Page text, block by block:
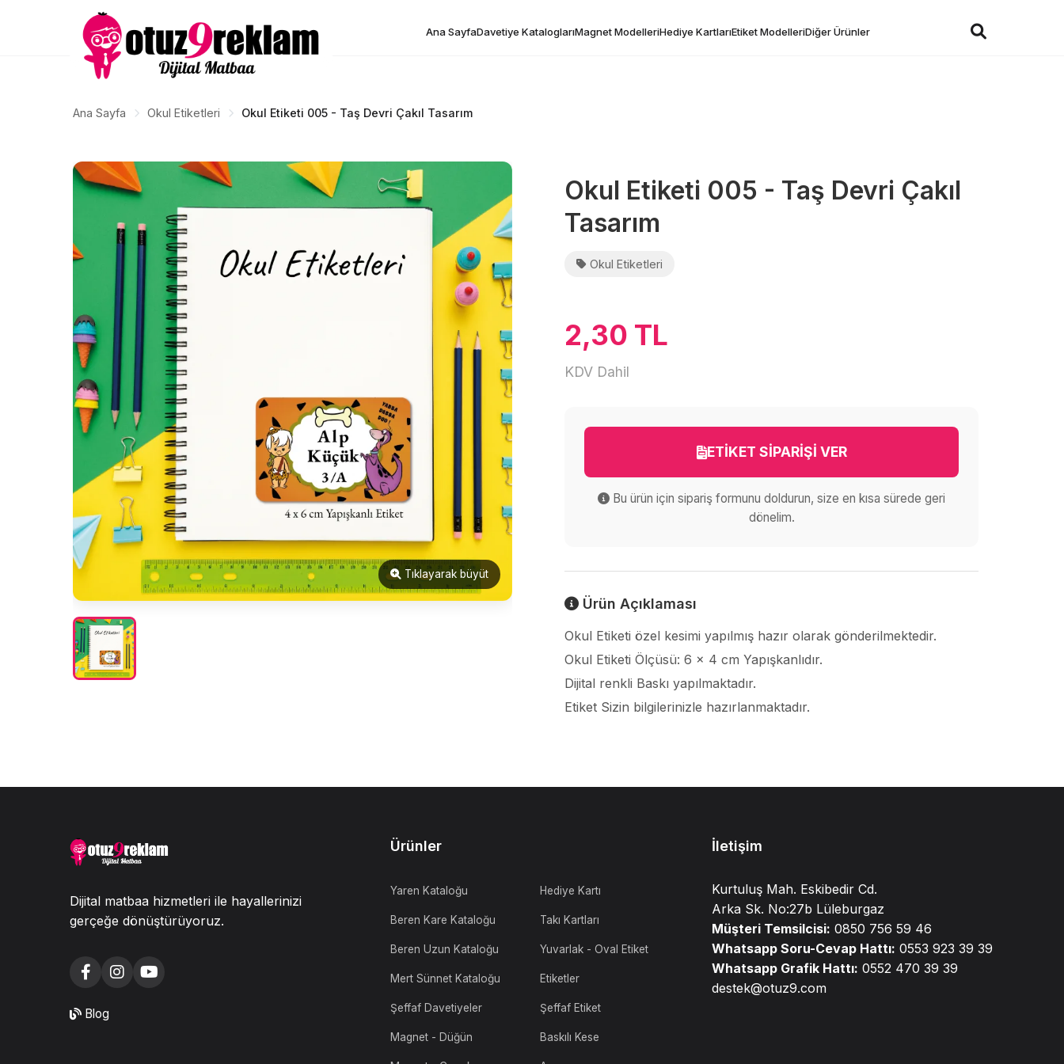
Ana SayfaDavetiye KataloglarıMagnet ModelleriHediye KartlarıEtiket ModelleriDiğer Ürünler
Ana Sayfa Okul Etiketleri Okul Etiketi 005 - Taş Devri Çakıl Tasarım
Tıklayarak büyüt
Okul Etiketi 005 - Taş Devri Çakıl
Tasarım
Okul Etiketleri
2,30 TL
KDV Dahil
ETİKET SİPARİŞİ VER
Bu ürün için sipariş formunu doldurun, size en kısa sürede geri
dönelim.
Ürün Açıklaması
Okul Etiketi özel kesimi yapılmış hazır olarak gönderilmektedir.
Okul Etiketi Ölçüsü: 6 x 4 cm Yapışkanlıdır.
Dijital renkli Baskı yapılmaktadır.
Etiket Sizin bilgilerinizle hazırlanmaktadır.
Dijital matbaa hizmetleri ile hayallerinizi
gerçeğe dönüştürüyoruz.
Blog
Ürünler
Yaren Kataloğu
Beren Kare Kataloğu
Beren Uzun Kataloğu
Mert Sünnet Kataloğu
Şeffaf Davetiyeler
Magnet - Düğün
Hediye Kartı
Takı Kartları
Yuvarlak - Oval Etiket
Etiketler
Şeffaf Etiket
Baskılı Kese
İletişim
Kurtuluş Mah. Eskibedir Cd.
Arka Sk. No:27b Lüleburgaz
Müşteri Temsilcisi: 0850 756 59 46
Whatsapp Soru-Cevap Hattı: 0553 923 39 39
Whatsapp Grafik Hattı: 0552 470 39 39
destek@otuz9.com